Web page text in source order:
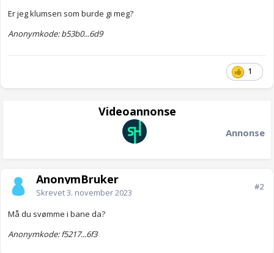
Er jeg klumsen som burde gi meg?
Anonymkode: b53b0...6d9
1
Videoannonse
Annonse
AnonymBruker
Skrevet3. november 2023
#2
Må du svømme i bane da?
Anonymkode: f5217...6f3